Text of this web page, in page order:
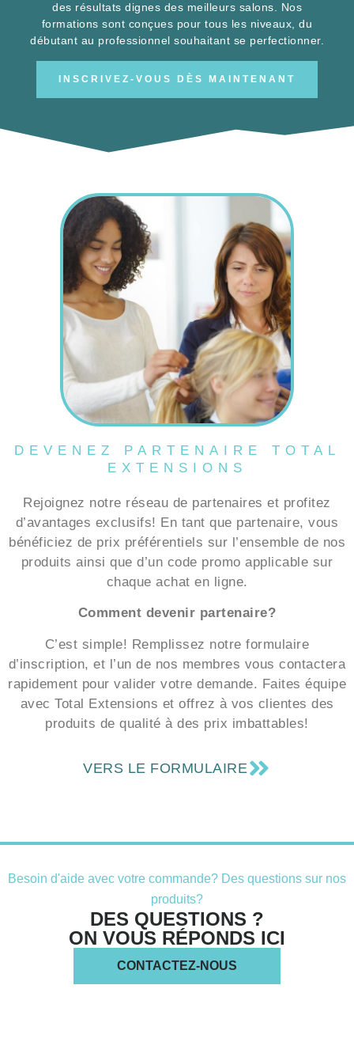
des résultats dignes des meilleurs salons. Nos
formations sont conçues pour tous les niveaux, du
débutant au professionnel souhaitant se perfectionner.
INSCRIVEZ-VOUS DÈS MAINTENANT
DEVENEZ PARTENAIRE TOTAL
EXTENSIONS
Rejoignez notre réseau de partenaires et profitez
d’avantages exclusifs! En tant que partenaire, vous
bénéficiez de prix préférentiels sur l’ensemble de nos
produits ainsi que d’un code promo applicable sur
chaque achat en ligne.
Comment devenir partenaire?
C’est simple! Remplissez notre formulaire
d’inscription, et l’un de nos membres vous contactera
rapidement pour valider votre demande. Faites équipe
avec Total Extensions et offrez à vos clientes des
produits de qualité à des prix imbattables!
VERS LE FORMULAIRE
Besoin d'aide avec votre commande? Des questions sur nos
produits?
DES QUESTIONS ?
ON VOUS RÉPONDS ICI
CONTACTEZ-NOUS